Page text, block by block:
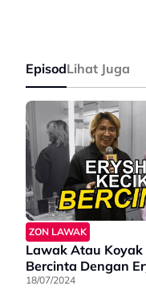
EpisodLihat Juga
ZON LAWAK
Lawak Atau Koyak
Bercinta Dengan
18/07/2024